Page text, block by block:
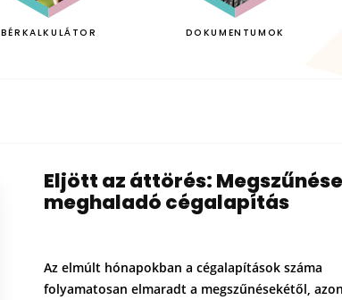
BÉRKALKULÁTOR DOKUMENTUMOK
Eljött az áttörés:
meghaladó cégalapítás
Az elmúlt hónapokban a cégalapítások száma
folyamatosan elmaradt a megszűnésekétől,